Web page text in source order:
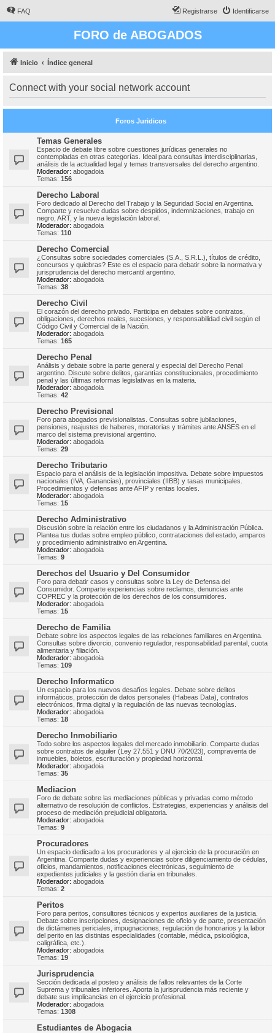
FAQ Identificarse
Registrarse
FORO de ABOGADOS
Inicio Índice general
Connect with your social network account
Foros Juridicos
Temas Generales
Espacio de debate libre sobre cuestiones jurídicas generales no
contempladas en otras categorías. Ideal para consultas interdisciplinarias,
análisis de la actualidad legal y temas transversales del derecho argentino.
Moderador: abogadoia
Temas: 156
Derecho Laboral
Foro dedicado al Derecho del Trabajo y la Seguridad Social en Argentina.
Comparte y resuelve dudas sobre despidos, indemnizaciones, trabajo en
negro, ART, y la nueva legislación laboral.
Moderador: abogadoia
Temas: 110
Derecho Comercial
¿Consultas sobre sociedades comerciales (S.A., S.R.L.), títulos de crédito,
concursos y quiebras? Este es el espacio para debatir sobre la normativa y
jurisprudencia del derecho mercantil argentino.
Moderador: abogadoia
Temas: 38
Derecho Civil
El corazón del derecho privado. Participa en debates sobre contratos,
obligaciones, derechos reales, sucesiones, y responsabilidad civil según el
Código Civil y Comercial de la Nación.
Moderador: abogadoia
Temas: 165
Derecho Penal
Análisis y debate sobre la parte general y especial del Derecho Penal
argentino. Discute sobre delitos, garantías constitucionales, procedimiento
penal y las últimas reformas legislativas en la materia.
Moderador: abogadoia
Temas: 42
Derecho Previsional
Foro para abogados previsionalistas. Consultas sobre jubilaciones,
pensiones, reajustes de haberes, moratorias y trámites ante ANSES en el
marco del sistema previsional argentino.
Moderador: abogadoia
Temas: 29
Derecho Tributario
Espacio para el análisis de la legislación impositiva. Debate sobre impuestos
nacionales (IVA, Ganancias), provinciales (IIBB) y tasas municipales.
Procedimientos y defensas ante AFIP y rentas locales.
Moderador: abogadoia
Temas: 15
Derecho Administrativo
Discusión sobre la relación entre los ciudadanos y la Administración Pública.
Plantea tus dudas sobre empleo público, contrataciones del estado, amparos
y procedimiento administrativo en Argentina.
Moderador: abogadoia
Temas: 9
Derechos del Usuario y Del Consumidor
Foro para debatir casos y consultas sobre la Ley de Defensa del
Consumidor. Comparte experiencias sobre reclamos, denuncias ante
COPREC y la protección de los derechos de los consumidores.
Moderador: abogadoia
Temas: 15
Derecho de Familia
Debate sobre los aspectos legales de las relaciones familiares en Argentina.
Consultas sobre divorcio, convenio regulador, responsabilidad parental, cuota
alimentaria y filiación.
Moderador: abogadoia
Temas: 109
Derecho Informatico
Un espacio para los nuevos desafíos legales. Debate sobre delitos
informáticos, protección de datos personales (Habeas Data), contratos
electrónicos, firma digital y la regulación de las nuevas tecnologías.
Moderador: abogadoia
Temas: 18
Derecho Inmobiliario
Todo sobre los aspectos legales del mercado inmobiliario. Comparte dudas
sobre contratos de alquiler (Ley 27.551 y DNU 70/2023), compraventa de
inmuebles, boletos, escrituración y propiedad horizontal.
Moderador: abogadoia
Temas: 35
Mediacion
Foro de debate sobre las mediaciones públicas y privadas como método
alternativo de resolución de conflictos. Estrategias, experiencias y análisis del
proceso de mediación prejudicial obligatoria.
Moderador: abogadoia
Temas: 9
Procuradores
Un espacio dedicado a los procuradores y al ejercicio de la procuración en
Argentina. Comparte dudas y experiencias sobre diligenciamiento de cédulas,
oficios, mandamientos, notificaciones electrónicas, seguimiento de
expedientes judiciales y la gestión diaria en tribunales.
Moderador: abogadoia
Temas: 2
Peritos
Foro para peritos, consultores técnicos y expertos auxiliares de la justicia.
Debate sobre inscripciones, designaciones de oficio y de parte, presentación
de dictámenes periciales, impugnaciones, regulación de honorarios y la labor
del perito en las distintas especialidades (contable, médica, psicológica,
caligráfica, etc.).
Moderador: abogadoia
Temas: 19
Jurisprudencia
Sección dedicada al posteo y análisis de fallos relevantes de la Corte
Suprema y tribunales inferiores. Aporta la jurisprudencia más reciente y
debate sus implicancias en el ejercicio profesional.
Moderador: abogadoia
Temas: 1308
Estudiantes de Abogacia